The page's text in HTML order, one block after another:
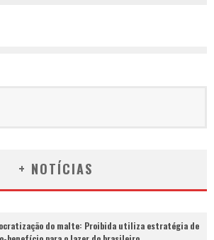
+ NOTÍCIAS
do malte: Proibida utiliza estratégia de